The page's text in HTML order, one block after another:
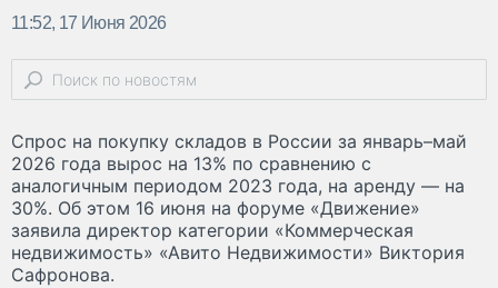
11:52, 17 Июня 2026
Спрос на покупку складов в России за январь–май
2026 года вырос на 13% по сравнению с
аналогичным периодом 2023 года, на аренду — на
30%. Об этом 16 июня на форуме «Движение»
заявила директор категории «Коммерческая
недвижимость» «Авито Недвижимости» Виктория
Сафронова.